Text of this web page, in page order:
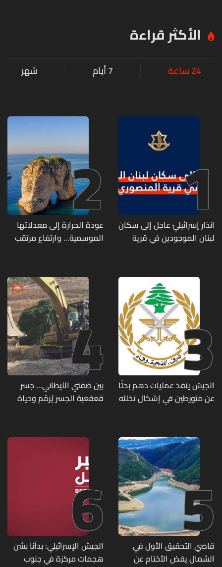
الأكثر قراءة
24 ساعة 7 أيام شهر
1
انذار إسرائيليّ عاجل إلى سكان
لبنان الموجودين في قرية
2
عودة الحرارة إلى معدلاتها
الموسمية... وارتفاع مرتقب
3
الجيش ينفذ عمليات دهم بحثًا
عن متورطين في إشكال تخلله
مزروعة بالماريجوانا
4
بين ضفتي الليطاني... جسر
قعقعية الجسر يُرمّم وحياة
5
قاضي التحقيق الأول في
الشمال يفض الأختام عن
6
الجيش الإسرائيلي: بدأنا بشن
هجمات مركزة في جنوب